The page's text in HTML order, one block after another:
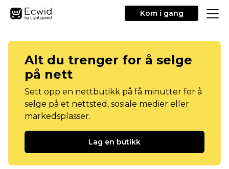
Kom i gang
Alt du trenger for å selge
på nett
Sett opp en nettbutikk på få minutter for å
selge på et nettsted, sosiale medier eller
markedsplasser.
Lag en butikk